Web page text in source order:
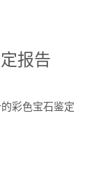
报告
彩色宝石鉴定